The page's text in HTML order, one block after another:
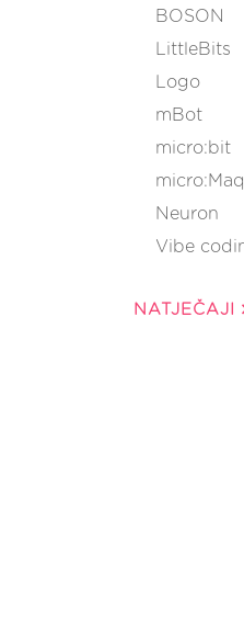
BOSON
LittleBits
Logo
mBot
micro:bit
Neuron
Vibe
NATJEČAJI